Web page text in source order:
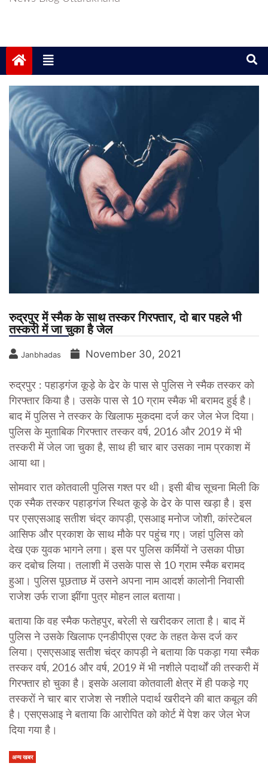
रुद्रपुर में स्मैक के साथ तस्कर गिरफ्तार, दो बार पहले भी
तस्करी में जा चुका है जेल
Janbhadas November 30, 2021
रुद्रपुर : पहाड़गंज कूड़े के ढेर के पास से पुलिस ने स्मैक तस्कर को
गिरफ्तार किया है। उसके पास से 10 ग्राम स्मैक भी बरामद हुई है।
बाद में पुलिस ने तस्कर के खिलाफ मुकदमा दर्ज कर जेल भेज दिया।
पुलिस के मुताबिक गिरफ्तार तस्कर वर्ष, 2016 और 2019 में भी
तस्करी में जेल जा चुका है, साथ ही चार बार उसका नाम प्रकाश में
आया था।
सोमवार रात कोतवाली पुलिस गश्त पर थी। इसी बीच सूचना मिली कि
एक स्मैक तस्कर पहाड़गंज स्थित कूड़े के ढेर के पास खड़ा है। इस
पर एसएसआइ सतीश चंद्र कापड़ी, एसआइ मनोज जोशी, कांस्टेबल
आसिफ और प्रकाश के साथ मौके पर पहुंच गए। जहां पुलिस को
देख एक युवक भागने लगा। इस पर पुलिस कर्मियों ने उसका पीछा
कर दबोच लिया। तलाशी में उसके पास से 10 ग्राम स्मैक बरामद
हुआ। पुलिस पूछताछ में उसने अपना नाम आदर्श कालोनी निवासी
राजेश उर्फ राजा झींगा पुत्र मोहन लाल बताया।
बताया कि वह स्मैक फतेहपुर, बरेली से खरीदकर लाता है। बाद में
पुलिस ने उसके खिलाफ एनडीपीएस एक्ट के तहत केस दर्ज कर
लिया। एसएसआइ सतीश चंद्र कापड़ी ने बताया कि पकड़ा गया स्मैक
तस्कर वर्ष, 2016 और वर्ष, 2019 में भी नशीले पदार्थों की तस्करी में
गिरफ्तार हो चुका है। इसके अलावा कोतवाली क्षेत्र में ही पकड़े गए
तस्करों ने चार बार राजेश से नशीले पदार्थ खरीदने की बात कबूल की
है। एसएसआइ ने बताया कि आरोपित को कोर्ट में पेश कर जेल भेज
दिया गया है।
अन्य खबर